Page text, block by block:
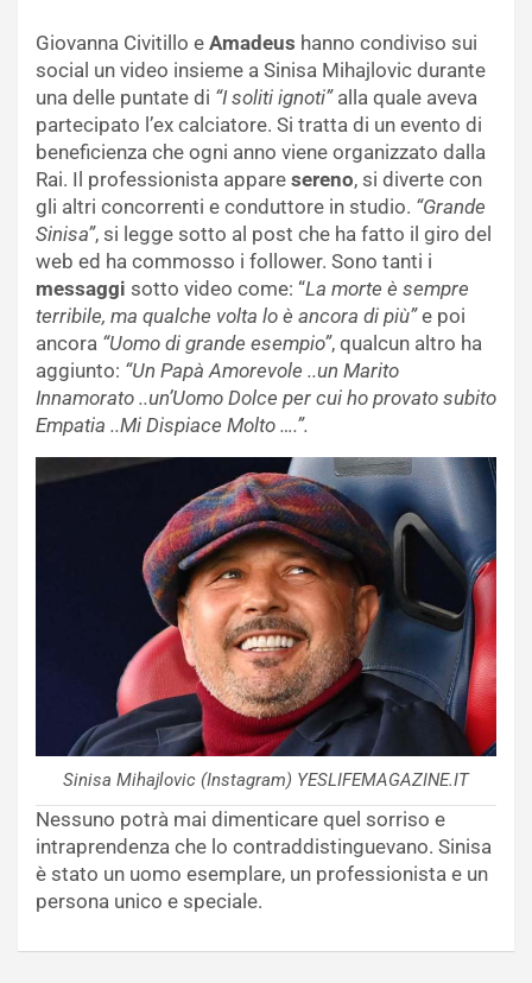
Giovanna Civitillo e Amadeus hanno condiviso sui
social un video insieme a Sinisa Mihajlovic durante
una delle puntate di “I soliti ignoti”alla quale aveva
partecipato l’ex calciatore. Si tratta di un evento di
beneficienza che ogni anno viene organizzato dalla
Rai. Il professionista appare sereno, si diverte con
gli altri concorrenti e conduttore in studio. “Grande
Sinisa”, si legge sotto al post che ha fatto il giro del
web ed ha commosso i follower. Sono tanti i
messaggi sotto video come: “La morte è sempre
terribile, ma qualche volta lo è ancora di più”e poi
ancora “Uomo di grande esempio”, qualcun altro ha
aggiunto: “Un Papà Amorevole ..un Marito
Innamorato ..un’Uomo Dolce per cui ho provato subito
Empatia ..Mi Dispiace Molto ….”.
Sinisa Mihajlovic (Instagram) YESLIFEMAGAZINE.IT
Nessuno potrà mai dimenticare quel sorriso e
intraprendenza che lo contraddistinguevano. Sinisa
è stato un uomo esemplare, un professionista e un
persona unico e speciale.